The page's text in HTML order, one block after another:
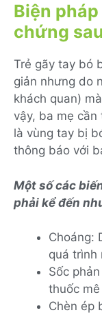
Biện
chứng
Trẻ gãy tay bó
giản nhưng do
khách quan)
vậy, ba mẹ
là vùng tay bị
thông báo với
Một số các
phải kể đến
Choáng:
quá trình
Sốc
thuốc mê
Chèn ép